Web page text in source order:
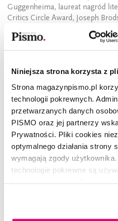
Niniejsza strona korzysta z
Strona magazynpismo.pl
technologii pokrewnych.
przetwarzanych danych
PISMO oraz jej partnerzy
Prywatności. Pliki cookies
optymalnego działania strony
wymagają zgody
technologie pokrewne są
dobrowolną zgodę na pliki
pokrewne, zgadzasz się na
Guggenheima, laureat nagród
Critics Circle Award, Joseph
© 2021, Ishion
The New Yorker
CZYTAJ